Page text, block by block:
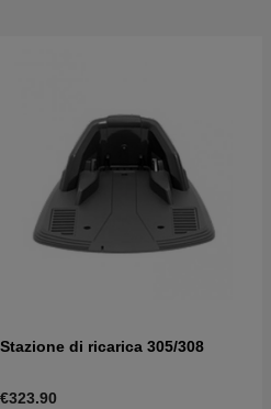
Stazione di ricarica 305/308
€323.90